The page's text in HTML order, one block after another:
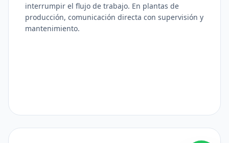
interrumpir el flujo de trabajo. En plantas de
producción, comunicación directa con supervisión y
mantenimiento.